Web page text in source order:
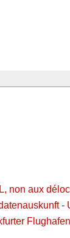
non aux
-